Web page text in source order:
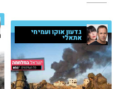
גדעון אוקו ועמיחי
אתאלי